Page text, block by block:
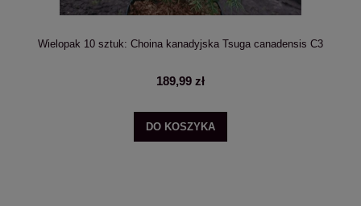
Wielopak 10 sztuk: Choina kanadyjska Tsuga canadensis C3
189,99 zł
DO KOSZYKA